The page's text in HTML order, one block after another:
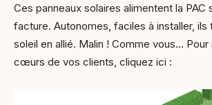
Ces panneaux solaires alimentent la PAC
facture. Autonomes, faciles à installer, ils
soleil en allié. Malin ! Comme vous…
cœurs de vos clients, cliquez ici :